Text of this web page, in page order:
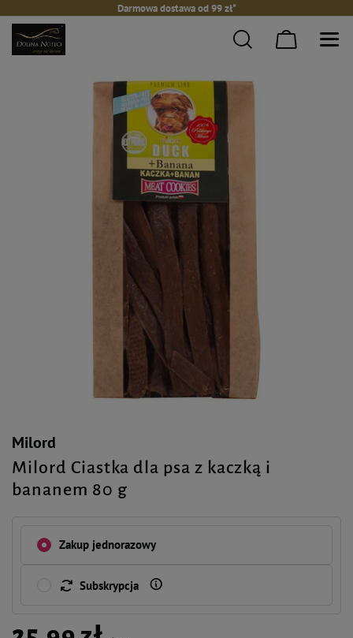
Darmowa dostawa od 99 zł*
Milord
Milord Ciastka dla psa z kaczką i
bananem 80 g
Zakup jednorazowy
Subskrypcja